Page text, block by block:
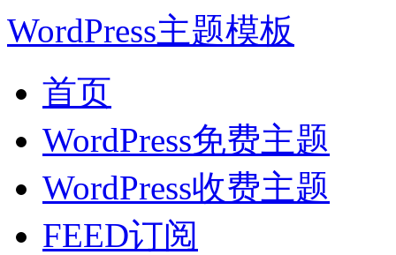
WordPress主题模板
首页
WordPress免费主题
WordPress收费主题
FEED订阅